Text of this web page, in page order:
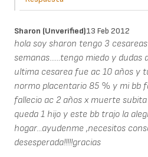
Sharon (unverified)13 Feb 2012
hola soy sharon tengo 3
semanas......tengo miedo y
ultima cesarea fue ac 10 años y
normo placentario 85 % y mi bb
fallecio ac 2 años x muerte
queda 1 hijo y este bb trajo la
hogar...ayudenme ,necesitos
desesperada!!!!!gracias